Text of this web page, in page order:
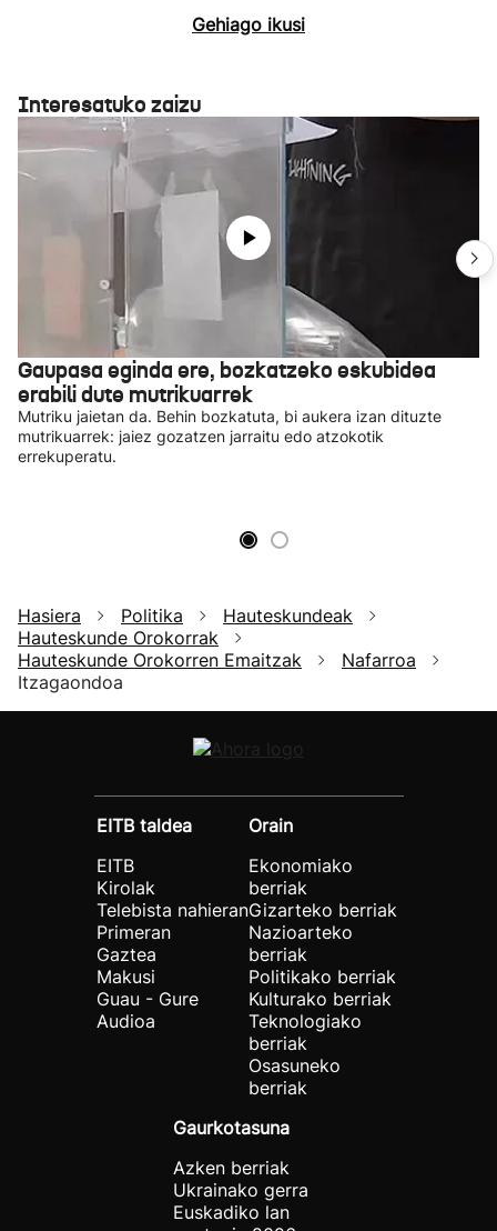
Gehiago ikusi
Interesatuko zaizu
Gaupasa eginda ere, bozkatzeko eskubidea
erabili dute mutrikuarrek
Mutriku jaietan da. Behin bozkatuta, bi aukera izan dituzte
mutrikuarrek: jaiez gozatzen jarraitu edo atzokotik
errekuperatu.
Hasiera Politika
Hauteskundeak
Hauteskunde Orokorrak
Hauteskunde Orokorren Emaitzak
Nafarroa
Itzagaondoa
EITB taldea
EITB
Kirolak
Telebista nahieran
Primeran
Gaztea
Makusi
Guau - Gure
Audioa
Orain
Ekonomiako
berriak
Gizarteko berriak
Nazioarteko
berriak
Politikako berriak
Kulturako berriak
Teknologiako
berriak
Osasuneko
berriak
Gaurkotasuna
Azken berriak
Ukrainako gerra
Euskadiko lan